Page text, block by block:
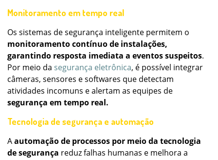
Monitoramento em tempo real
Os sistemas de segurança inteligente permitem o
monitoramento contínuo de instalações,
garantindo resposta imediata a eventos suspeitos.
Por meio da segurança eletrônica, é possível integrar
câmeras, sensores e softwares que detectam
atividades incomuns e alertam as equipes de
segurança em tempo real.
Tecnologia de segurança e automação
Aautomação de processos por meio da tecnologia
de segurança reduz falhas humanas e melhora a